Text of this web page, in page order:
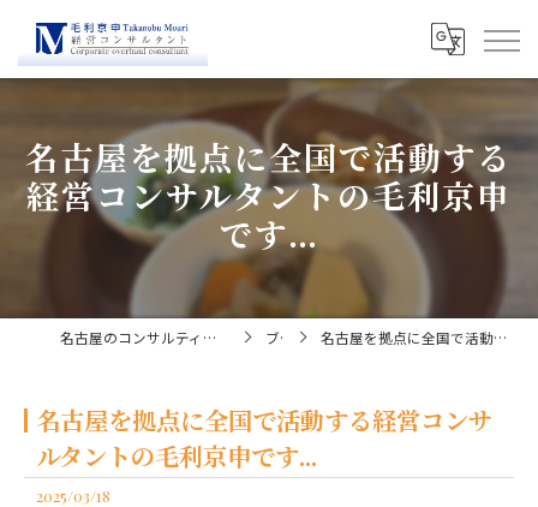
名古屋を拠点に全国で活動する
経営コンサルタントの毛利京申
です...
名古屋のコンサルティングなら経営コンサルタント毛利京申 ブログ 名古屋を拠点に全国で活動する経営コンサルタントの毛利京申です...
名古屋を拠点に全国で活動する経営コンサ
ルタントの毛利京申です...
2025/03/18